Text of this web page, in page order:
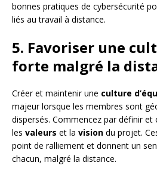
bonnes pratiques de cybersécurité
liés au travail à distance.
5. Favoriser une
forte malgré la
Créer et maintenir une culture
majeur lorsque les membres sont
dispersés. Commencez par définir
les valeurs et la vision du projet.
point de ralliement et donnent un
chacun, malgré la distance.